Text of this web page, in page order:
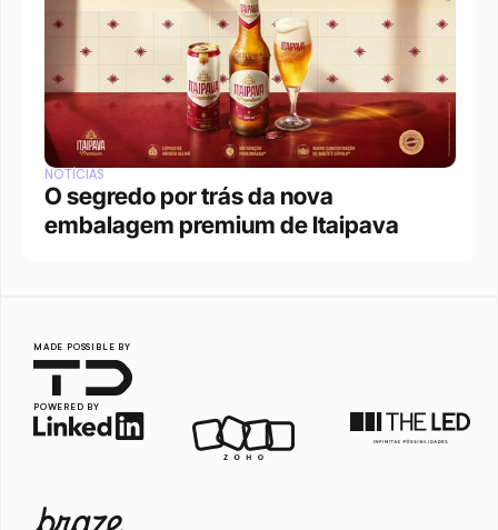
NOTÍCIAS
O segredo por trás da nova
embalagem premium de Itaipava
MADE POSSIBLE BY
POWERED BY